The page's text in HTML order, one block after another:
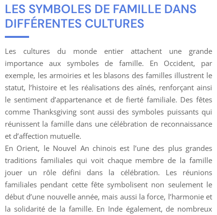
LES SYMBOLES DE FAMILLE DANS
DIFFÉRENTES CULTURES
Les cultures du monde entier attachent une grande
importance aux symboles de famille. En Occident, par
exemple, les armoiries et les blasons des familles illustrent le
statut, l’histoire et les réalisations des aînés, renforçant ainsi
le sentiment d’appartenance et de fierté familiale. Des fêtes
comme Thanksgiving sont aussi des symboles puissants qui
réunissent la famille dans une célébration de reconnaissance
et d’affection mutuelle.
En Orient, le Nouvel An chinois est l’une des plus grandes
traditions familiales qui voit chaque membre de la famille
jouer un rôle défini dans la célébration. Les réunions
familiales pendant cette fête symbolisent non seulement le
début d’une nouvelle année, mais aussi la force, l’harmonie et
la solidarité de la famille. En Inde également, de nombreux